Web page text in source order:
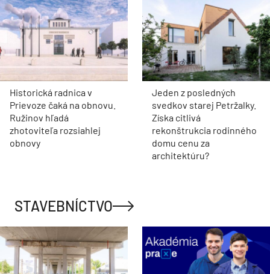
Historická radnica v
Prievoze čaká na obnovu.
Ružinov hľadá
zhotoviteľa rozsiahlej
obnovy
Jeden z posledných
svedkov starej Petržalky.
Získa citlivá
rekonštrukcia rodinného
domu cenu za
architektúru?
STAVEBNÍCTVO